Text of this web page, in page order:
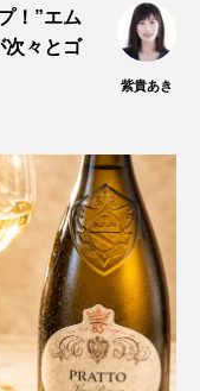
！”エム
次々とゴ
紫貴あき